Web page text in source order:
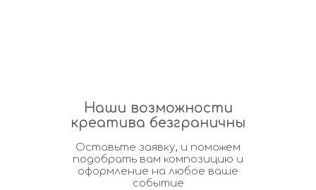
Наши возможности
креатива безграничны
Оставьте заявку, и поможем
подобрать вам композицию и
оформление на любое ваше
событие